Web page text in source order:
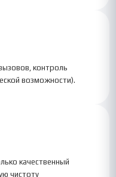
контроль
возможности).
качественный
чистоту